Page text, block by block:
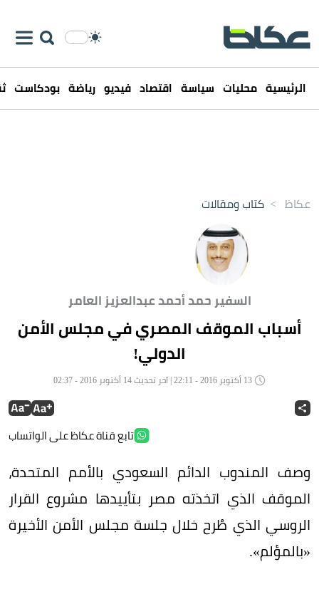
الرئيسية محليات سياسة اقتصاد فيديو رياضة بودكاست
عكاظ > كتاب ومقالات
السفير حمد أحمد عبدالعزيز العامر
أسباب الموقف المصري في مجلس الأمن
الدولي!
تابع قناة عكاظ على الواتساب
وصف المندوب الدائم السعودي بالأمم المتحدة،
الموقف الذي اتخذته مصر بتأييدها مشروع القرار
الروسي الذي طُرح خلال جلسة مجلس الأمن الأخيرة
«بالمؤلم».